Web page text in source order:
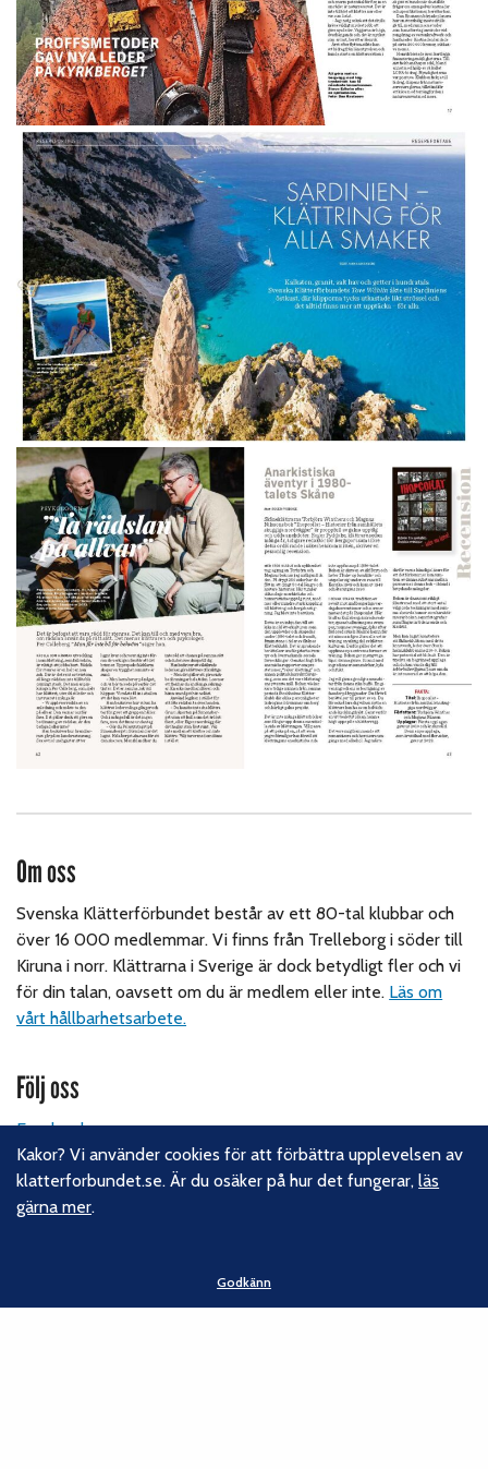
Om oss
Svenska Klätterförbundet består av ett 80-tal klubbar och
över 16 000 medlemmar. Vi finns från Trelleborg i söder till
Kiruna i norr. Klättrarna i Sverige är dock betydligt fler och vi
för din talan, oavsett om du är medlem eller inte. Läs om
vårt hållbarhetsarbete.
Följ oss
Facebook
Instagram
Linkedin
Nyhetsbrev
Kakor? Vi använder cookies för att förbättra upplevelsen av
klatterforbundet.se. Är du osäker på hur det fungerar,läs
gärna mer.
Godkänn